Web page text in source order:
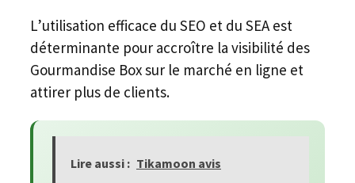
L’utilisation efficace du SEO et du SEA est
déterminante pour accroître la visibilité des
Gourmandise Box sur le marché en ligne et
attirer plus de clients.
Lire aussi : Tikamoon avis